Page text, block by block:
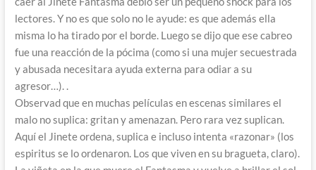
lectores. Y no es que solo no le ayude: es que además ella
misma lo ha tirado por el borde. Luego se dijo que ese cabreo
fue una reacción de la pócima (como si una mujer secuestrada
y abusada necesitara ayuda externa para odiar a su
agresor…). .
Observad que en muchas películas en escenas similares el
malo no suplica: gritan y amenazan. Pero rara vez suplican.
Aquí el Jinete ordena, suplica e incluso intenta «razonar» (los
espiritus se lo ordenaron. Los que viven en su bragueta, claro).